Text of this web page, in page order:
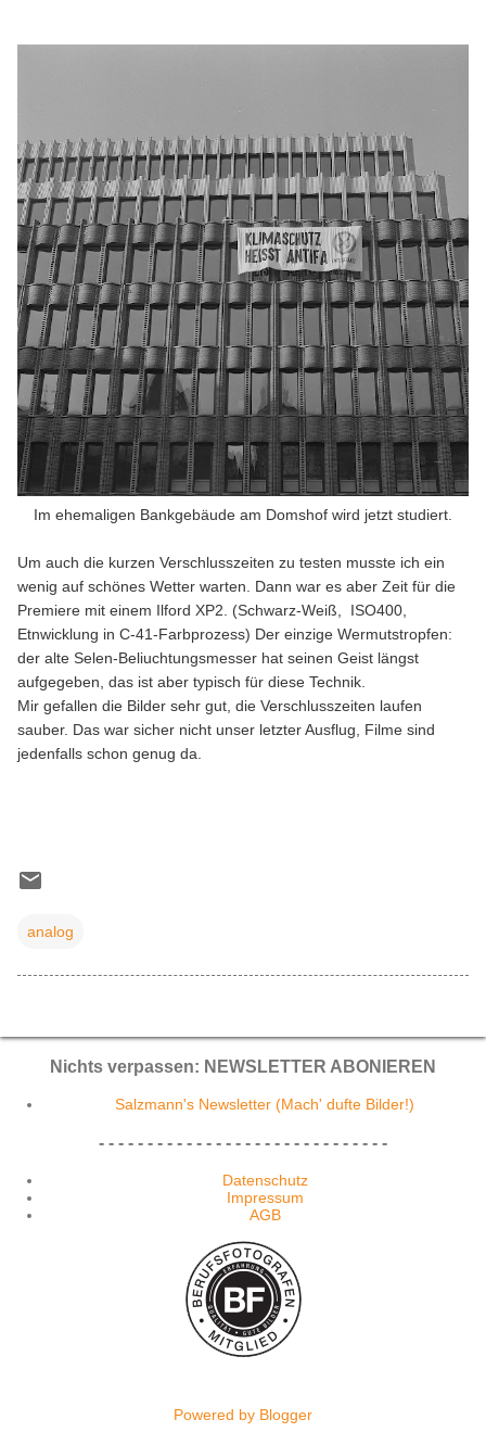
Im ehemaligen Bankgebäude am Domshof wird jetzt studiert.
Um auch die kurzen Verschlusszeiten zu testen musste ich ein
wenig auf schönes Wetter warten. Dann war es aber Zeit für die
Premiere mit einem Ilford XP2. (Schwarz-Weiß, ISO400,
Etnwicklung in C-41-Farbprozess) Der einzige Wermutstropfen:
der alte Selen-Beliuchtungsmesser hat seinen Geist längst
aufgegeben, das ist aber typisch für diese Technik.
Mir gefallen die Bilder sehr gut, die Verschlusszeiten laufen
sauber. Das war sicher nicht unser letzter Ausflug, Filme sind
jedenfalls schon genug da.
analog
Nichts verpassen: NEWSLETTER ABONIEREN
Salzmann's Newsletter (Mach' dufte Bilder!)
- - - - - - - - - - - - - - - - - - - - - - - - - - - - - -
Datenschutz
Impressum
AGB
Powered by Blogger